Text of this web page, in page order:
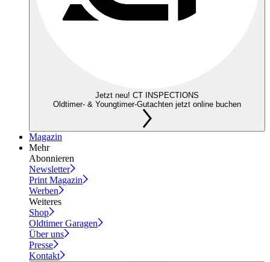
Jetzt neu! CT INSPECTIONS
Oldtimer- & Youngtimer-Gutachten jetzt online buchen
Magazin
Mehr
Abonnieren
Newsletter
Print Magazin
Werben
Weiteres
Shop
Oldtimer Garagen
Über uns
Presse
Kontakt